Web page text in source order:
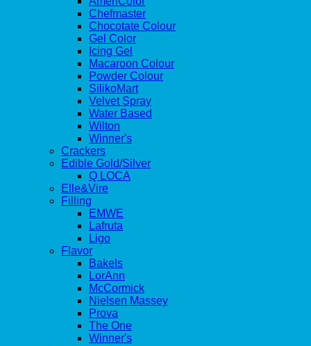
Chefmaster
Chocotate Colour
Gel Color
Icing Gel
Macaroon Colour
Powder Colour
SilikoMart
Velvet Spray
Water Based
Wilton
Winner's
Crackers
Edible Gold/Silver
Q LOCA
Elle&Vire
Filling
EMWE
Lafruta
Ligo
Flavor
Bakels
LorAnn
McCormick
Nielsen Massey
Prova
The One
Winner's